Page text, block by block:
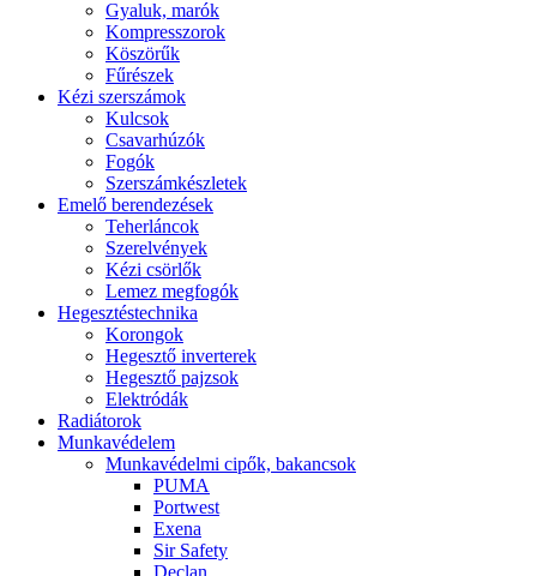
Gyaluk, marók
Kompresszorok
Köszörűk
Fűrészek
Kézi szerszámok
Kulcsok
Csavarhúzók
Fogók
Szerszámkészletek
Emelő berendezések
Teherláncok
Szerelvények
Kézi csörlők
Lemez megfogók
Hegesztéstechnika
Korongok
Hegesztő inverterek
Hegesztő pajzsok
Elektródák
Radiátorok
Munkavédelem
Munkavédelmi cipők, bakancsok
PUMA
Portwest
Exena
Sir Safety